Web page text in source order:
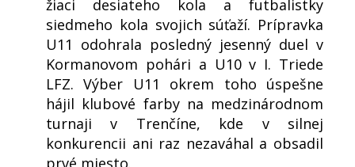
žiaci desiateho kola a futbalistky
siedmeho kola svojich súťaží. Prípravka
U11 odohrala posledný jesenný duel v
Kormanovom pohári a U10 v I. Triede
LFZ. Výber U11 okrem toho úspešne
hájil klubové farby na medzinárodnom
turnaji v Trenčíne, kde v silnej
konkurencii ani raz nezaváhal a obsadil
prvé miesto.